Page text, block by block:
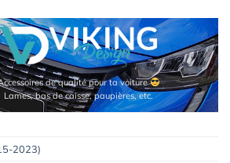
de qualité pour ta voiture
bas de caisse, paupières, etc.
2023)